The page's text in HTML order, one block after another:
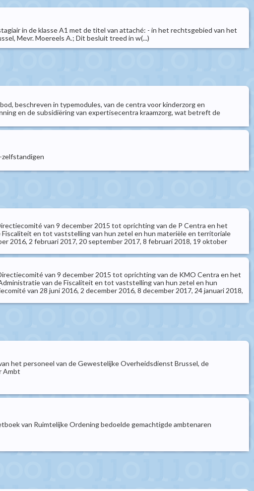
in de klasse A1 met de titel van attaché: - in het rechtsgebied van het
Mevr. Moereels A.; Dit besluit treed in w(...)
beschreven in typemodules, van de centra voor kinderzorg en
en de subsidiëring van expertisecentra kraamzorg, wat betreft de
van 9 december 2015 tot oprichting van de P Centra en het
en tot vaststelling van hun zetel en hun materiële en territoriale
2016, 2 februari 2017, 20 september 2017, 8 februari 2018, 19 oktober
van 9 december 2015 tot oprichting van de KMO Centra en het
van de Fiscaliteit en tot vaststelling van hun zetel en hun
van 28 juni 2016, 2 december 2016, 8 december 2017, 24 januari 2018,
het personeel van de Gewestelijke Overheidsdienst Brussel, de
Ambt
van Ruimtelijke Ordening bedoelde gemachtigde ambtenaren